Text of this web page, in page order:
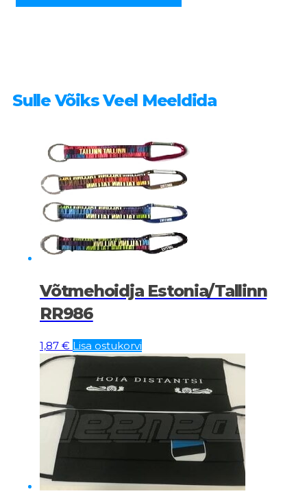
Sulle Võiks Veel Meeldida
Võtmehoidja Estonia/Tallinn
RR986
1,87 € Lisa ostukorvi